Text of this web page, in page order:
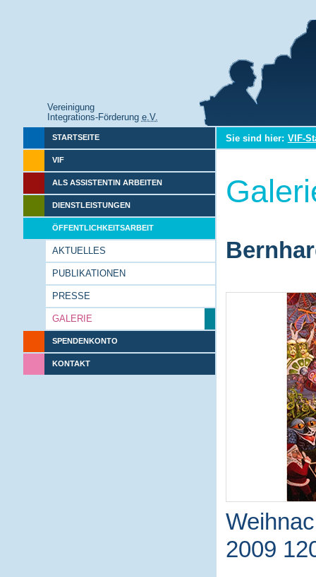
Vereinigung
Integrations-Förderung e.V.
STARTSEITE
VIF
ALS ASSISTENTIN ARBEITEN
DIENSTLEISTUNGEN
ÖFFENTLICHKEITSARBEIT
AKTUELLES
PUBLIKATIONEN
PRESSE
GALERIE
SPENDENKONTO
KONTAKT
Sie sind hier: VIF-
2009